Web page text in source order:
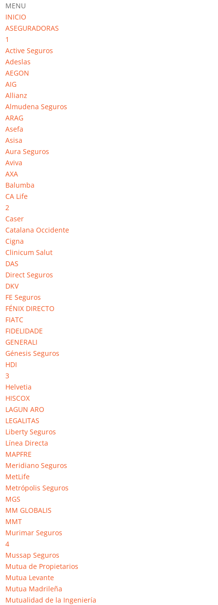
MENU
INICIO
ASEGURADORAS
1
Active Seguros
Adeslas
AEGON
AIG
Allianz
Almudena Seguros
ARAG
Asefa
Asisa
Aura Seguros
Aviva
AXA
Balumba
CA Life
2
Caser
Catalana Occidente
Cigna
Clinicum Salut
DAS
Direct Seguros
DKV
FE Seguros
FÉNIX DIRECTO
FIATC
FIDELIDADE
GENERALI
Génesis Seguros
HDI
3
Helvetia
HISCOX
LAGUN ARO
LEGALITAS
Liberty Seguros
Línea Directa
MAPFRE
Meridiano Seguros
MetLife
Metrópolis Seguros
MGS
MM GLOBALIS
MMT
Murimar Seguros
4
Mussap Seguros
Mutua de Propietarios
Mutua Levante
Mutua Madrileña
Mutualidad de la Ingeniería
Génesis Seguros
Table of Contents
Valoraciones y opiniones de Génesis Seguros
Información de Génesis Seguros
Valoraciones y opiniones de
Génesis Seguros
Le invitamos a valorar y dejar su opinión sobre la compañía de
seguros Génesis Seguros. Puede realzar sus cualidades o
defectos, inclusive realizar una crítica constructiva pero
deberá ser veraz y educado, de lo contrario su opinión será
eliminada.
Información de Génesis Seguros
Disponemos de sistema que le permite opinar sobre Génesis
seguros y valorar su experiencia con Génesis Seguros.
6 Comentarios